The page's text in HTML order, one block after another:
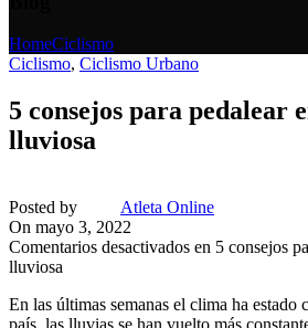
HomeCiclismo
Ciclismo, Ciclismo Urbano
5 consejos para pedalear
lluviosa
Posted by
Atleta Online
On mayo 3, 2022
Comentarios desactivados en 5 consejos
lluviosa
En las últimas semanas el clima ha estado